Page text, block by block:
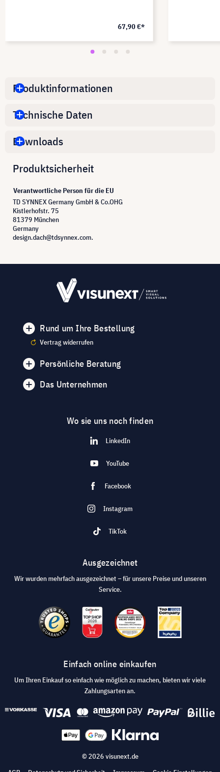
67,90 €*
Produktinformationen
Technische Daten
Downloads
Produktsicherheit
Verantwortliche Person für die EU
TD SYNNEX Germany GmbH & Co.OHG
Kistlerhofstr. 75
81379 München
Germany
design.dach@tdsynnex.com.
Rund um Ihre Bestellung
Vertrag widerrufen
Persönliche Beratung
Das Unternehmen
Wo sie uns noch finden
LinkedIn
YouTube
Facebook
Instagram
TikTok
Ausgezeichnet
Wir wurden mehrfach ausgezeichnet – für unsere Preise und unseren
Service.
Einfach online einkaufen
Um Ihren Einkauf so einfach wie möglich zu machen, bieten wir viele
Zahlungsarten an.
© 2026 visunext.de